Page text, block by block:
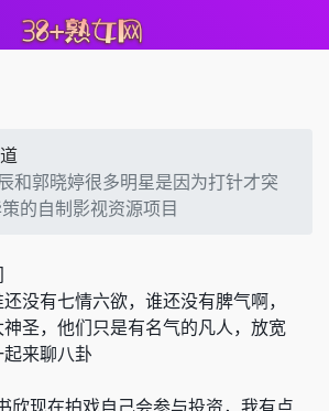
和郭晓婷很多明星是因为打针才突
的自制影视资源项目
没有七情六欲，谁还没有脾气啊，
圣，他们只是有名气的凡人，放宽
来聊八卦